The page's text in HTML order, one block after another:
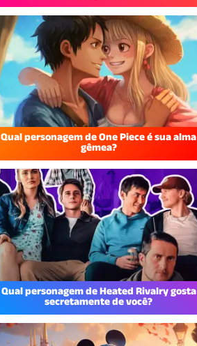
Qual personagem de One Piece é sua alma
gêmea?
Qual personagem de Heated Rivalry gosta
secretamente de você?